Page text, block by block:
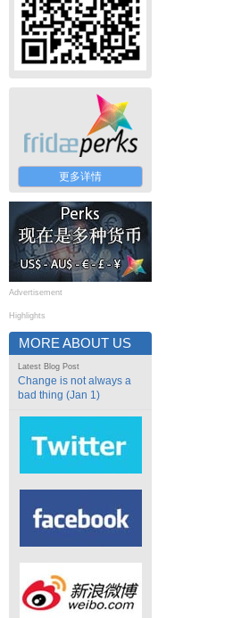
更多详情
Advertisement
Highlights
MORE ABOUT US
Latest Blog Post
Change is not always a
bad thing (Jan 1)